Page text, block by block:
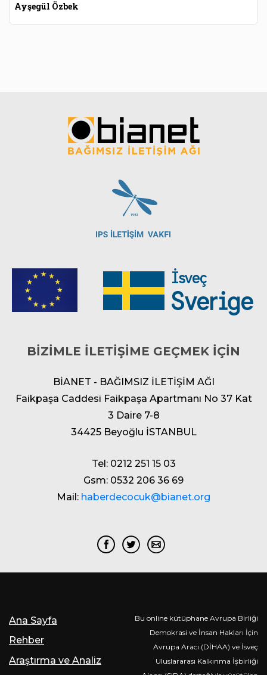
Ayşegül Özbek
BİZİMLE İLETİŞİME GEÇMEK İÇİN
BİANET - BAĞIMSIZ İLETİŞİM AĞI
Faikpaşa Caddesi Faikpaşa Apartmanı No 37 Kat
3 Daire 7-8
34425 Beyoğlu İSTANBUL
Tel: 0212 251 15 03
Gsm: 0532 206 36 69
Mail: haberdecocuk@bianet.org
Ana Sayfa
Rehber
Araştırma ve Analiz
Bu online kütüphane Avrupa Birliği
Demokrasi ve İnsan Hakları İçin
Avrupa Aracı (DİHAA) ve İsveç
Uluslararası Kalkınma İşbirliği